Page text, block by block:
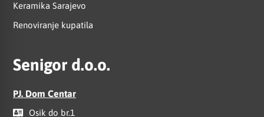
Keramika Sarajevo
Renoviranje kupatila
Senigor d.o.o.
PJ. Dom Centar
Osik do br.1